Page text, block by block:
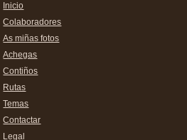
Inicio
Colaboradores
As miñas fotos
Achegas
Contiños
Rutas
Temas
Contactar
Legal